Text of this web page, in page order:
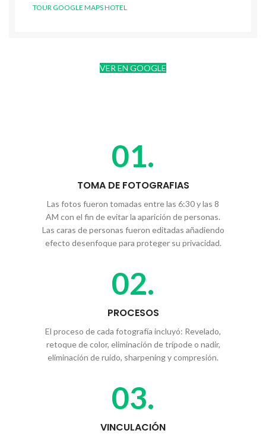
TOUR GOOGLE MAPS HOTEL
VER EN GOOGLE
01.
TOMA DE FOTOGRAFIAS
Las fotos fueron tomadas entre las 6:30 y las 8
AM con el fin de evitar la aparición de personas.
Las caras de personas fueron editadas añadiendo
efecto desenfoque para proteger su privacidad.
02.
PROCESOS
El proceso de cada fotografía incluyó: Revelado,
retoque de color, eliminación de trípode o nadir,
eliminación de ruido, sharpening y compresión.
03.
VINCULACIÓN